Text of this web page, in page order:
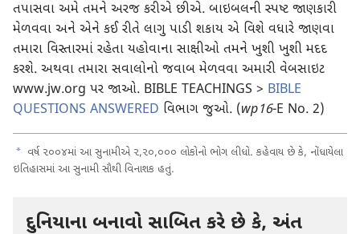
તપાસવા અમે તમને અરજ કરીએ છીએ. બાઇબલની સ્પષ્ટ જાણકારી
મેળવવા અને એને કઈ રીતે લાગુ પાડી શકાય એ વિશે વધારે જાણવા
તમારા વિસ્તારમાં રહેતા યહોવાના સાક્ષીઓ તમને ખુશી ખુશી મદદ
કરશે. અથવા તમારા સવાલોનો જવાબ મેળવવા અમારી વેબસાઇટ
www.jw.org પર જાઓ. BIBLE TEACHINGS > BIBLE
QUESTIONS ANSWERED વિભાગ જુઓ. (wp16-E No. 2)
a વર્ષ ૨૦૦૪માં આ સુનામીએ ૨,૨૦,૦૦૦ લોકોનો ભોગ લીધો. કહેવાય છે કે, નોંધાયેલા
ઇતિહાસમાં આ સુનામી સૌથી વિનાશક હતું.
દુનિયાના બનાવો સાબિત કરે છે કે, અંત